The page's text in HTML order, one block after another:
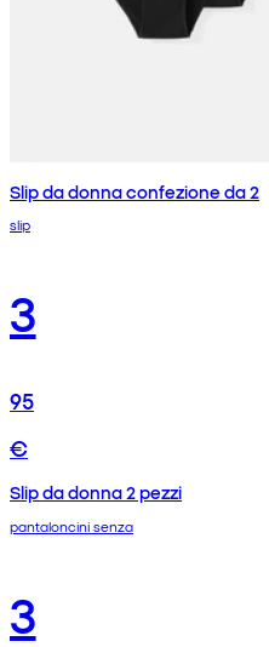
Slip da donna confezione da 2
slip
3
95
€
Slip da donna 2 pezzi
pantaloncini senza
3